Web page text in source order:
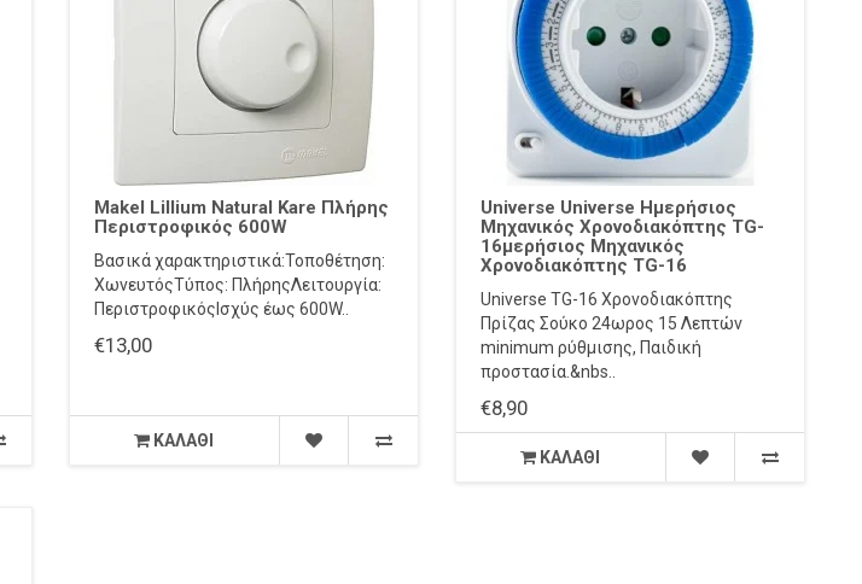
Makel Lillium Natural Kare Πλήρης
Περιστροφικός 600W
Βασικά χαρακτηριστικά:Τοποθέτηση:
ΧωνευτόςΤύπος: ΠλήρηςΛειτουργία:
ΠεριστροφικόςΙσχύς έως 600W..
€13,00
ΚΑΛΆΘΙ
Universe Universe Ημερήσιος
Μηχανικός Χρονοδιακόπτης TG-
16μερήσιος Μηχανικός
Χρονοδιακόπτης TG-16
Universe TG-16 Χρονοδιακόπτης
Πρίζας Σούκο 24ωρος 15 Λεπτών
minimum ρύθμισης, Παιδική
προστασία.&nbs..
€8,90
ΚΑΛΆΘΙ